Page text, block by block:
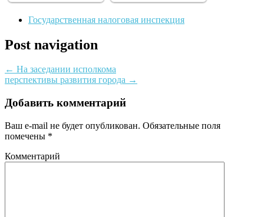
Государственная налоговая инспекция
Post navigation
← На заседании исполкома
перспективы развития города →
Добавить комментарий
Ваш e-mail не будет опубликован. Обязательные поля
помечены *
Комментарий